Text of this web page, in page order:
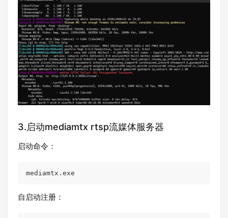
3.启动mediamtx rtsp流媒体服务器
启动命令：
mediamtx.exe
自启动注册：